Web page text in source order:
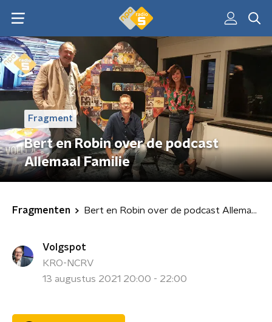
Fragment
Bert en Robin over de podcast
Allemaal Familie
Fragmenten Bert en Robin over de podcast Allemaal Familie
Volgspot
KRO-NCRV
13 augustus 2021 20:00 - 22:00